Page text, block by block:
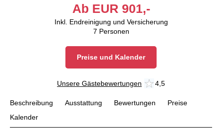
Ab EUR 901,-
Inkl. Endreinigung und Versicherung
7 Personen
Preise und Kalender
Unsere Gästebewertungen 4,5
Beschreibung Ausstattung Bewertungen
Preise
Kalender